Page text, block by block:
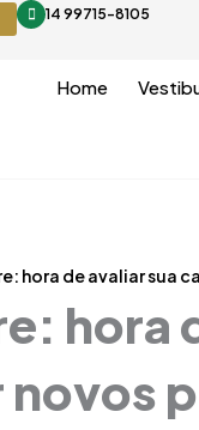
14 99715-8105
Home
hora de avaliar sua
hora